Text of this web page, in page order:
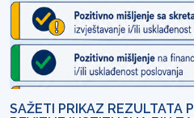
SAŽETI PRIKAZ REZULTATA